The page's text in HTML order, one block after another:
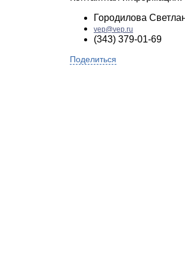
Городилова
vep@vep.ru
(343) 379-01-69
Поделиться